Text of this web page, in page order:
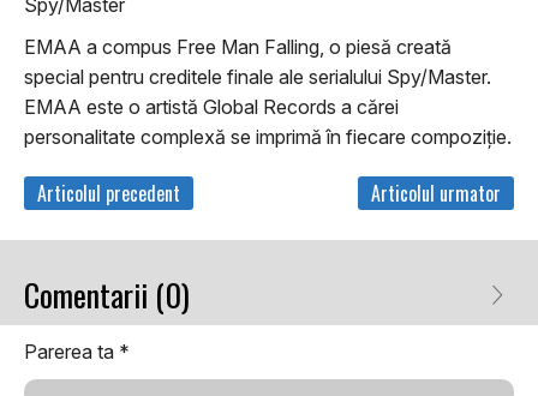
EMAA a compus Free Man Falling, o piesă creată
special pentru creditele finale ale serialului Spy/Master.
EMAA este o artistă Global Records a cărei
personalitate complexă se imprimă în fiecare compoziție.
Articolul precedent Articolul urmator
Comentarii (0)
Parerea ta *